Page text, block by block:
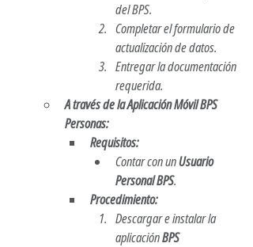
del BPS.
Completar el formulario de
actualización de datos.
Entregar la documentación
requerida.
A través de la Aplicación Móvil BPS
Personas:
Requisitos:
Contar con un Usuario
Personal BPS.
Procedimiento:
Descargar e instalar la
aplicación BPS